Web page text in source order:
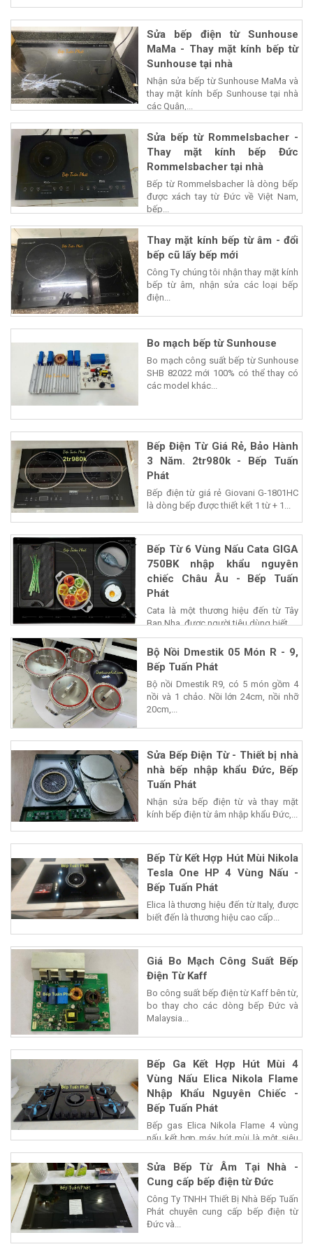
Sửa bếp điện từ Sunhouse
MaMa - Thay mặt kính bếp từ
Sunhouse tại nhà
Nhận sửa bếp từ Sunhouse MaMa và
thay mặt kính bếp Sunhouse tại nhà
các Quận,...
Sửa bếp từ Rommelsbacher -
Thay mặt kính bếp Đức
Rommelsbacher tại nhà
Bếp từ Rommelsbacher là dòng bếp
được xách tay từ Đức về Việt Nam,
bếp...
Thay mặt kính bếp từ âm - đổi
bếp cũ lấy bếp mới
Công Ty chúng tôi nhận thay mặt kính
bếp từ âm, nhận sửa các loại bếp
điện...
Bo mạch bếp từ Sunhouse
Bo mạch công suất bếp từ Sunhouse
SHB 82022 mới 100% có thể thay có
các model khác...
Bếp Điện Từ Giá Rẻ, Bảo Hành
3 Năm. 2tr980k - Bếp Tuấn
Phát
Bếp điện từ giá rẻ Giovani G-1801HC
là dòng bếp được thiết kết 1 từ + 1...
Bếp Từ 6 Vùng Nấu Cata GIGA
750BK nhập khẩu nguyên
chiếc Châu Âu - Bếp Tuấn
Phát
Cata là một thương hiệu đến từ Tây
Ban Nha, được người tiêu dùng biết...
Bộ Nồi Dmestik 05 Món R - 9,
Bếp Tuấn Phát
Bộ nồi Dmestik R9, có 5 món gồm 4
nồi và 1 chảo. Nồi lớn 24cm, nồi nhỡ
20cm,...
Sửa Bếp Điện Từ - Thiết bị nhà
nhà bếp nhập khẩu Đức, Bếp
Tuấn Phát
Nhận sửa bếp điện từ và thay mặt
kính bếp điện từ âm nhập khẩu Đức,...
Bếp Từ Kết Hợp Hút Mùi Nikola
Tesla One HP 4 Vùng Nấu -
Bếp Tuấn Phát
Elica là thương hiệu đến từ Italy, được
biết đến là thương hiệu cao cấp...
Giá Bo Mạch Công Suất Bếp
Điện Từ Kaff
Bo công suất bếp điện từ Kaff bên từ,
bo thay cho các dòng bếp Đức và
Malaysia...
Bếp Ga Kết Hợp Hút Mùi 4
Vùng Nấu Elica Nikola Flame
Nhập Khẩu Nguyên Chiếc -
Bếp Tuấn Phát
Bếp gas Elica Nikola Flame 4 vùng
nấu kết hợp máy hút mùi là một siêu
phẩm của...
Sửa Bếp Từ Âm Tại Nhà -
Cung cấp bếp điện từ Đức
Công Ty TNHH Thiết Bị Nhà Bếp Tuấn
Phát chuyên cung cấp bếp điện từ
Đức và...